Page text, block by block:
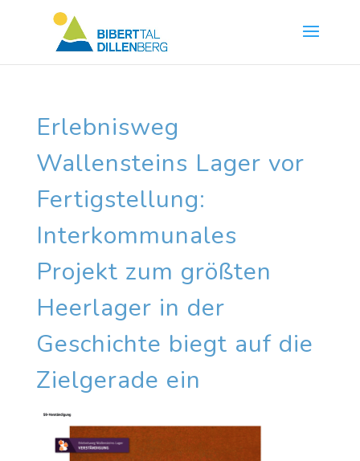
Erlebnisweg
Wallensteins Lager vor
Fertigstellung:
Interkommunales
Projekt zum größten
Heerlager in der
Geschichte biegt auf die
Zielgerade ein